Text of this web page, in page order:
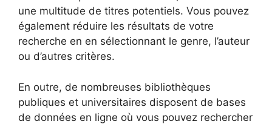
une multitude de titres potentiels. Vous pouvez
également réduire les résultats de votre
recherche en en sélectionnant le genre, l’auteur
ou d’autres critères.
En outre, de nombreuses bibliothèques
publiques et universitaires disposent de bases
de données en ligne où vous pouvez rechercher